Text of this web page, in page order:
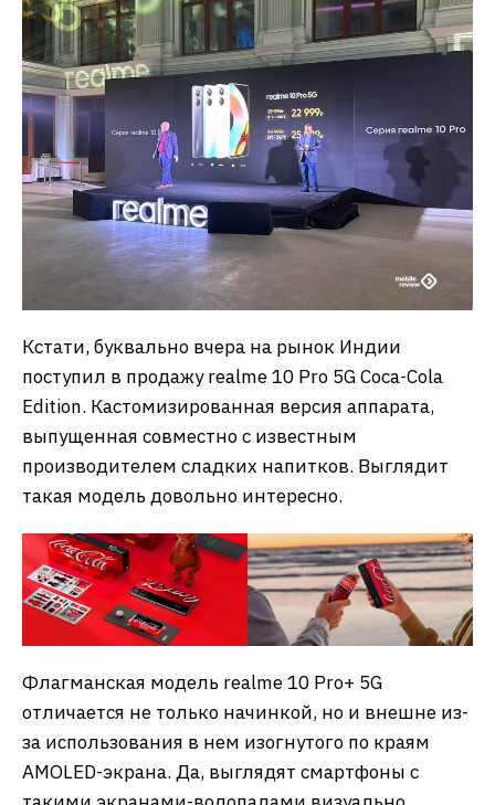
Кстати, буквально вчера на рынок Индии
поступил в продажу realme 10 Pro 5G Coca-Cola
Edition. Кастомизированная версия аппарата,
выпущенная совместно с известным
производителем сладких напитков. Выглядит
такая модель довольно интересно.
Флагманская модель realme 10 Pro+ 5G
отличается не только начинкой, но и внешне из-
за использования в нем изогнутого по краям
AMOLED-экрана. Да, выглядят смартфоны с